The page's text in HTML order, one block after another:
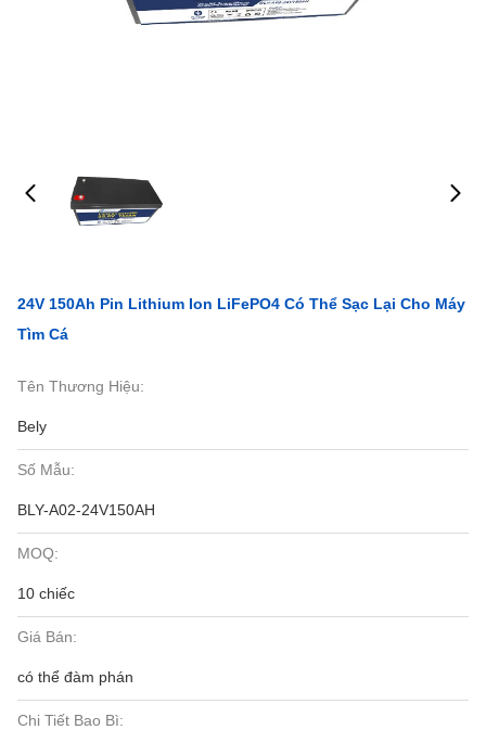
24V 150Ah Pin Lithium Ion LiFePO4 Có Thể Sạc Lại Cho Máy
Tìm Cá
Tên Thương Hiệu:
Bely
Số Mẫu:
BLY-A02-24V150AH
MOQ:
10 chiếc
Giá Bán:
có thể đàm phán
Chi Tiết Bao Bì: